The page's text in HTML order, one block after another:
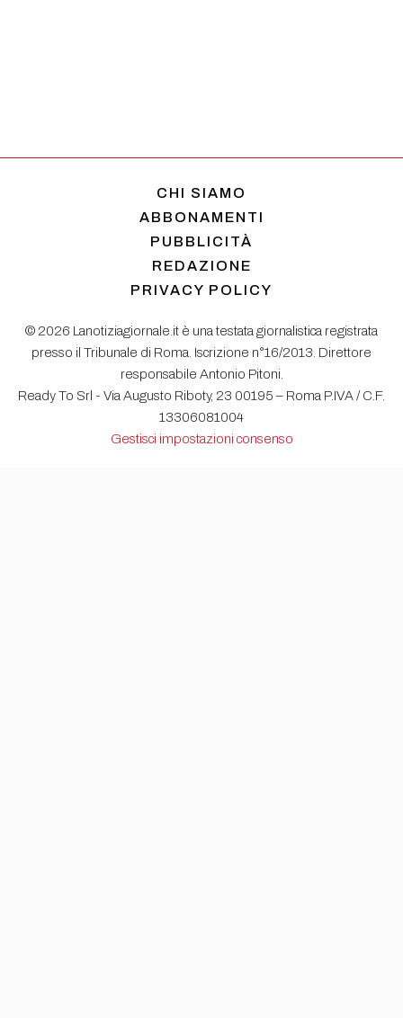
CHI SIAMO
ABBONAMENTI
PUBBLICITÀ
REDAZIONE
PRIVACY POLICY
© 2026 Lanotiziagiornale.it è una testata giornalistica registrata
presso il Tribunale di Roma. Iscrizione n°16/2013. Direttore
responsabile Antonio Pitoni.
Ready To Srl - Via Augusto Riboty, 23 00195 – Roma P.IVA / C.F.
13306081004
Gestisci impostazioni consenso